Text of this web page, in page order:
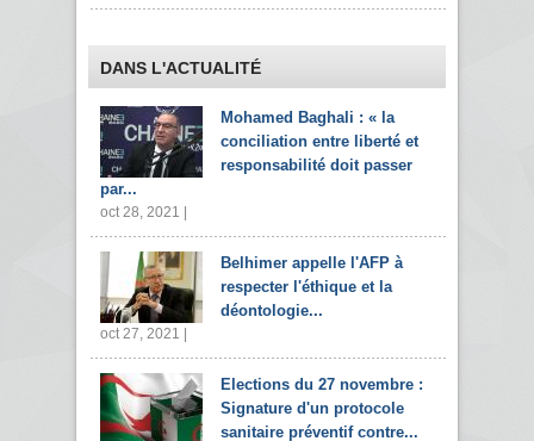
DANS L'ACTUALITÉ
Mohamed Baghali : « la
conciliation entre liberté et
responsabilité doit passer
par...
oct 28, 2021 |
Belhimer appelle l'AFP à
respecter l'éthique et la
déontologie...
oct 27, 2021 |
Elections du 27 novembre :
Signature d'un protocole
sanitaire préventif contre...